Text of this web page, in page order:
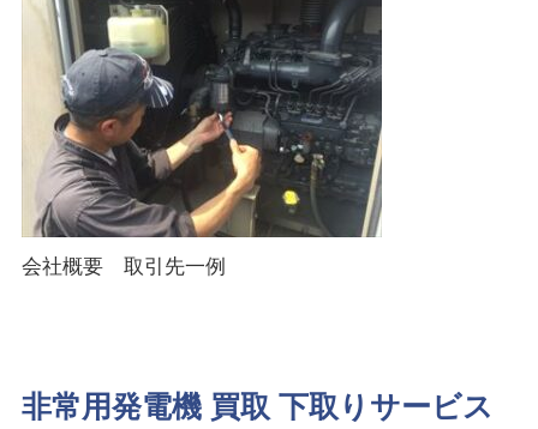
会社概要 取引先一例
非常用発電機 買取 下取りサービス